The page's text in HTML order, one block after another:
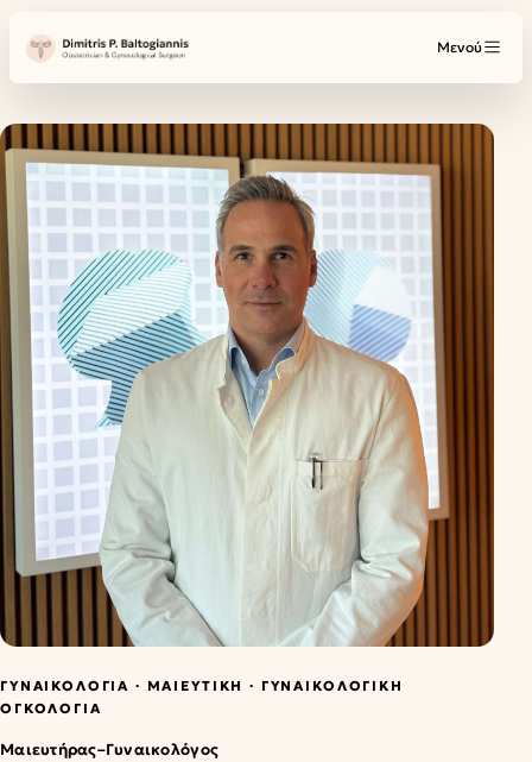
Μενού
ΥΠΗΡΕΣΊΕΣ
Γυναικολογία
Μαιευτική
Γυναικολογική Ογκολογία
Παθήσεις Μαστού
Όλες οι υπηρεσίες
Επικοινωνία
English
ΓΥΝΑΙΚΟΛΟΓΊΑ · ΜΑΙΕΥΤΙΚΉ · ΓΥΝΑΙΚΟΛΟΓΙΚΉ
ΟΓΚΟΛΟΓΊΑ
Μαιευτήρας–Γυναικολόγος